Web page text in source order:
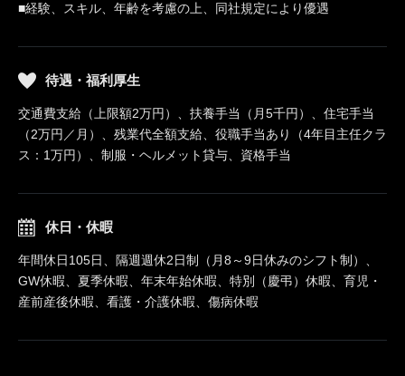
■経験、スキル、年齢を考慮の上、同社規定により優遇
待遇・福利厚生
交通費支給（上限額2万円）、扶養手当（月5千円）、住宅手当
（2万円／月）、残業代全額支給、役職手当あり（4年目主任クラ
ス：1万円）、制服・ヘルメット貸与、資格手当
休日・休暇
年間休日105日、隔週週休2日制（月8～9日休みのシフト制）、
GW休暇、夏季休暇、年末年始休暇、特別（慶弔）休暇、育児・
産前産後休暇、看護・介護休暇、傷病休暇